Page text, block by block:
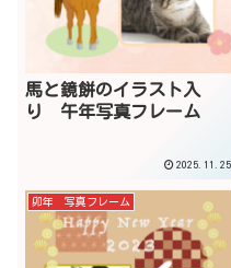
馬と鏡餅のイラスト入
り 午年写真フレーム
2025.11.25
卯年 写真フレーム